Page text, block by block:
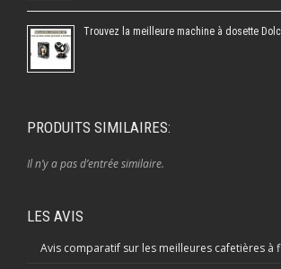
Trouvez la meilleure machine à dosette
PRODUITS SIMILAIRES:
Il n’y a pas d’entrée similaire.
LES AVIS
Avis comparatif sur les meilleures cafetières à